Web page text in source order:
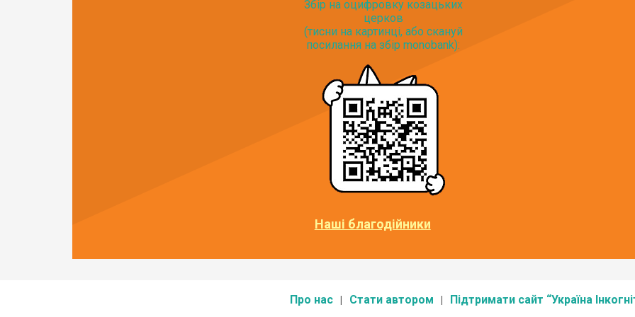
Збір на оцифровку козацьких
церков
(тисни на картинці, або скануй
посилання на збір monobank):
Наші благодійники
Про нас Стати автором Підтримати сайт “Україна